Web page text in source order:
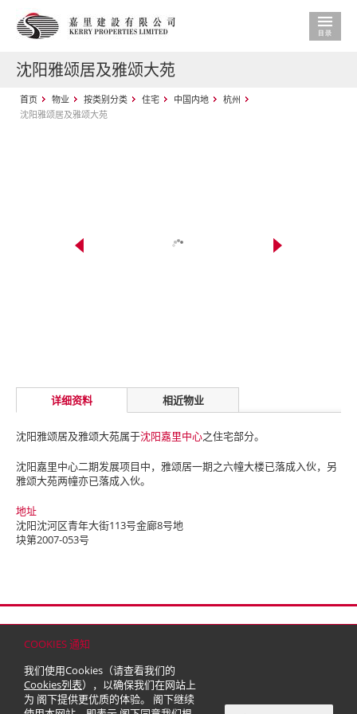
COOKIES 通知
我们使用Cookies（请查看我们的
Cookies列表），以确保我们在网站上
为 阁下提供更优质的体验。 阁下继续
沈阳雅颂居及雅颂大苑
首页 物业 按类别分类 住宅 中国内地
杭州
沈阳雅颂居及雅颂大苑
详细资料 相近物业
沈阳雅颂居及雅颂大苑属于沈阳嘉里中心之住宅部分。
沈阳嘉里中心二期发展项目中，雅颂居一期之六幢大楼已落成入伙，另
雅颂大苑两幢亦已落成入伙。
地址
沈阳沈河区青年大街113号金廊8号地
块第2007-053号
© 2026 嘉里建设有限公司 (于百慕达注册成立之有限公司)